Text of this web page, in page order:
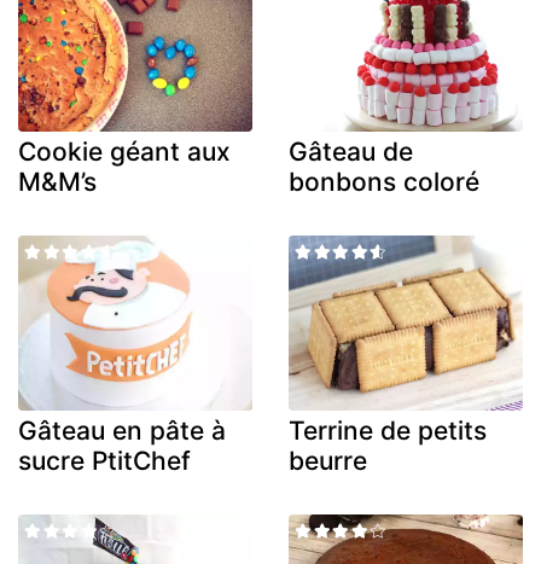
Cookie géant aux
M&M’s
Gâteau de
bonbons coloré
Gâteau en pâte à
sucre PtitChef
Terrine de petits
beurre